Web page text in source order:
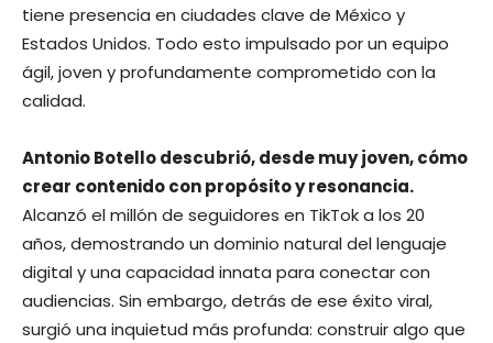
tiene presencia en ciudades clave de México y
Estados Unidos. Todo esto impulsado por un equipo
ágil, joven y profundamente comprometido con la
calidad.
Antonio Botello descubrió, desde muy joven, cómo
crear contenido con propósito y resonancia.
Alcanzó el millón de seguidores en TikTok a los 20
años, demostrando un dominio natural del lenguaje
digital y una capacidad innata para conectar con
audiencias. Sin embargo, detrás de ese éxito viral,
surgió una inquietud más profunda: construir algo que